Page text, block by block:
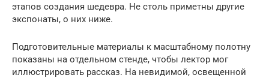
этапов создания шедевра. Не столь приметны другие
экспонаты, о них ниже.
Подготовительные материалы к масштабному полотну
показаны на отдельном стенде, чтобы лектор мог
иллюстрировать рассказ. На невидимой, освещенной